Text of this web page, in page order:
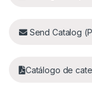
Send Catalog
Catálogo de